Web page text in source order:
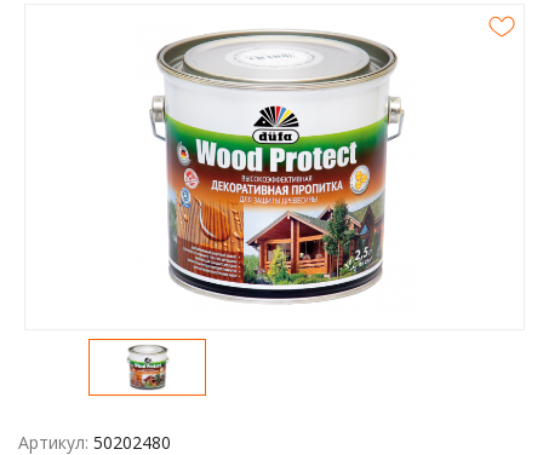
Смеси
Артикул: 50202480